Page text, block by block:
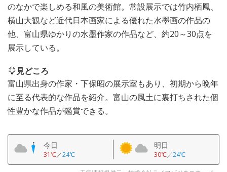
のなかで楽しめる和風の美術館。常設展示では竹内栖鳳、
横山大観など近代日本画家による優れた水墨画の作品の
他、富山県ゆかりの水墨作家の作品など、約20～30点を
展示している。
見どころ
富山県出身の作家・下保昭の展示室もあり、初期から晩年
に至る代表的な作品を紹介。富山の風土に裏打ちされた個
性豊かな作品が鑑賞できる。
今日
31℃／24℃
明日
30℃／24℃